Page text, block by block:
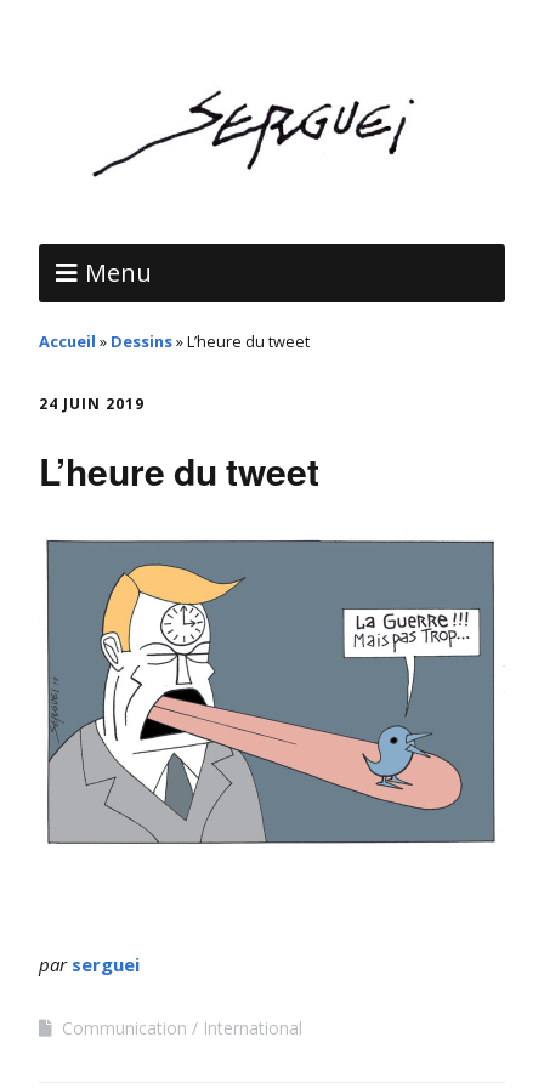
Menu
Accueil » Dessins»L’heure du tweet
24 JUIN 2019
L’heure du tweet
par serguei
Communication International